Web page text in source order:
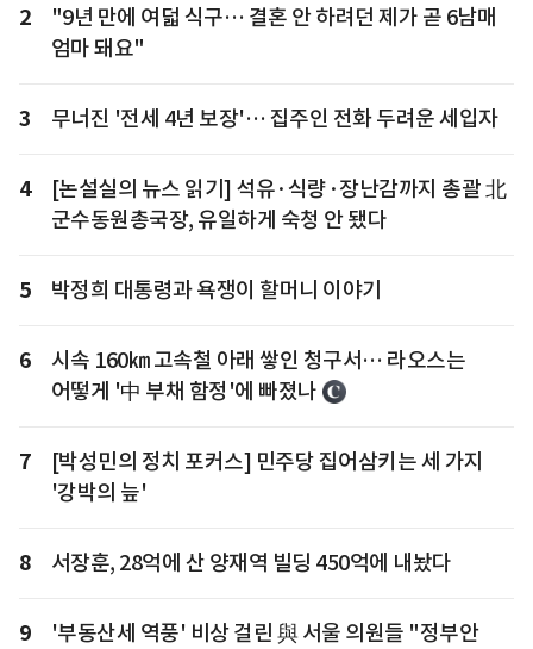
2
"9년 만에 여덟 식구… 결혼 안 하려던 제가 곧 6남매
엄마 돼요"
3 무너진 '전세 4년 보장'… 집주인 전화 두려운 세입자
4
[논설실의 뉴스 읽기] 석유·식량·장난감까지 총괄 北
군수동원총국장, 유일하게 숙청 안 됐다
5 박정희 대통령과 욕쟁이 할머니 이야기
6
시속 160㎞ 고속철 아래 쌓인 청구서… 라오스는
어떻게 '中 부채 함정'에 빠졌나
7
[박성민의 정치 포커스] 민주당 집어삼키는 세 가지
'강박의 늪'
8 서장훈, 28억에 산 양재역 빌딩 450억에 내놨다
9
'부동산세 역풍' 비상 걸린 與 서울 의원들 "정부안